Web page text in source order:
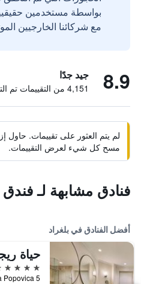
مع شركائنا الخارجيين
8.9 جيد جدًا
4,151 من التقييمات تم التحقق منها
لم يتم العثور على تقييمات. حاول
مسح كل شيء لعرض التقييمات.
فنادق مشابهة لـ
أفضل الفنادق في بلغراد
5 نجوم